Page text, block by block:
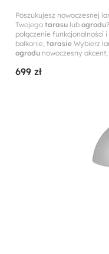
Poszukujesz nowoczesnej
Twojego tarasu lub ogrodu
połączenie funkcjonalności
balkonie, tarasie Wybierz
ogrodu nowoczesny
699 zł